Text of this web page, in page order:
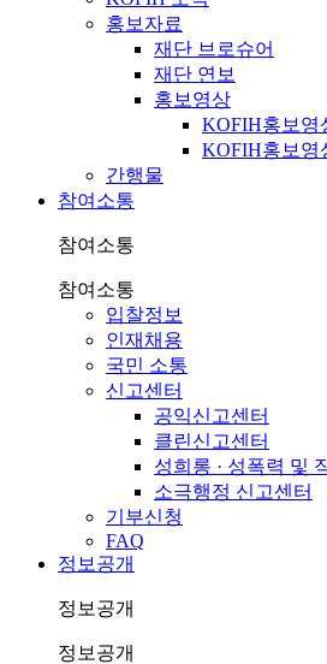
홍보자료
재단 브로슈어
재단 연보
홍보영상
KOFIH홍보영
KOFIH홍보영
간행물
참여소통
참여소통
참여소통
입찰정보
인재채용
국민 소통
신고센터
공익신고센터
클린신고센터
성희롱 · 성폭력 및
소극행정 신고센터
기부신청
FAQ
정보공개
정보공개
정보공개